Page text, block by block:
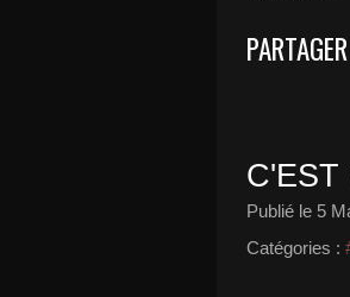
C'EST
Publié le 5
Catégories :